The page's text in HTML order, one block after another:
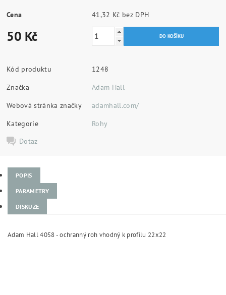
Cena 41,32 Kč bez DPH
50 Kč
Kód produktu
1248
Značka
Adam Hall
Webová stránka značky
adamhall.com/
Kategorie
Rohy
Dotaz
POPIS
PARAMETRY
DISKUZE
Adam Hall 4058 - ochranný roh vhodný k profilu 22x22